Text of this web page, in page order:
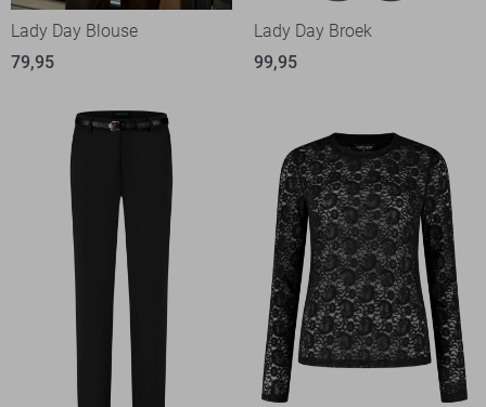
Lady Day Blouse
79,95
Lady Day Broek
99,95